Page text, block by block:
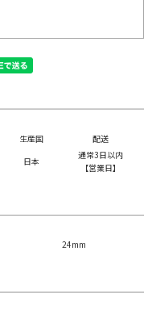
生産国
配送
日本
通常3日以内
【営業日】
24mm